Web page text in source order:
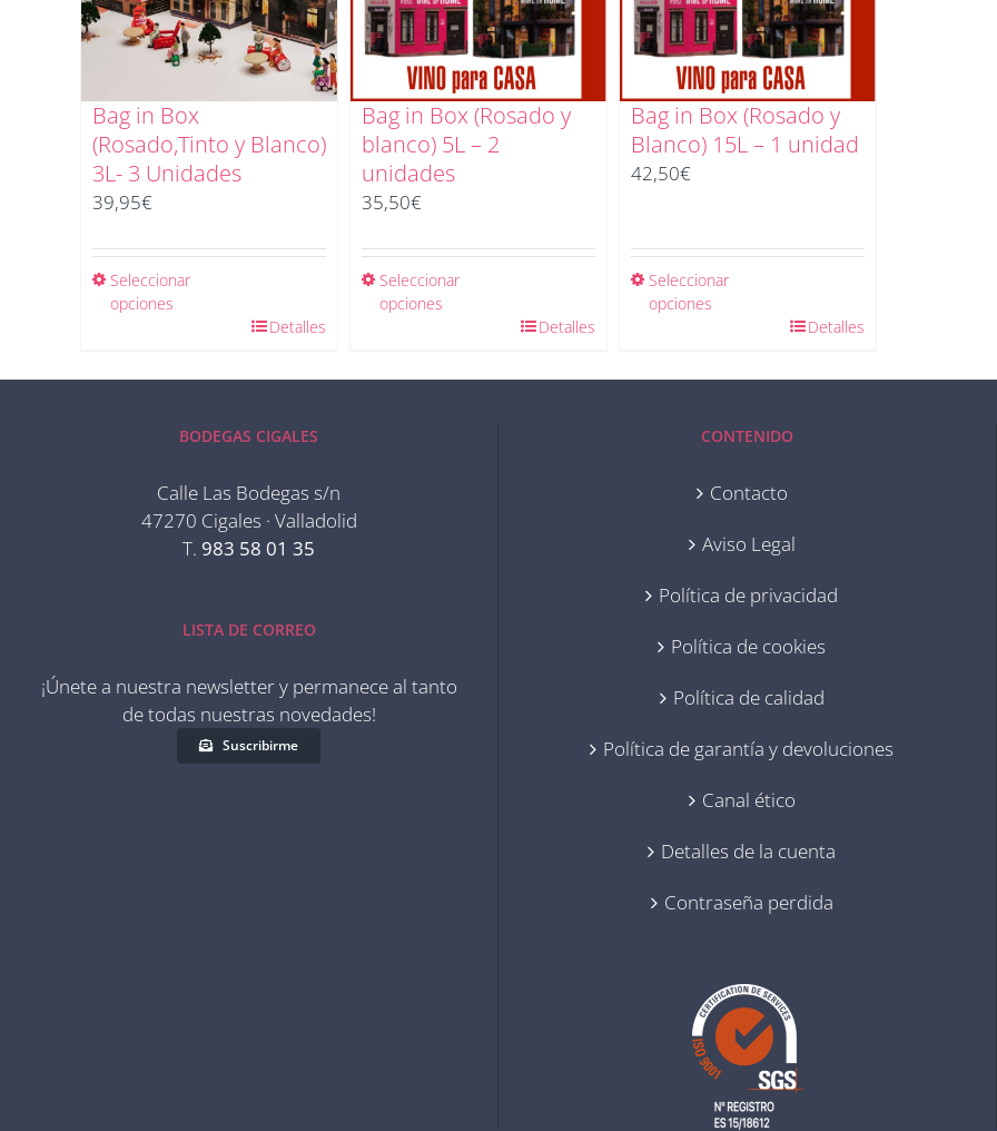
Bag in Box
(Rosado,Tinto y Blanco)
3L- 3 Unidades
39,95€
Seleccionar
opciones
Detalles
Bag in Box (Rosado y
blanco) 5L – 2
unidades
35,50€
Seleccionar
opciones
Detalles
Bag in Box (Rosado y
Blanco) 15L – 1 unidad
42,50€
Seleccionar
opciones
Detalles
BODEGAS CIGALES
Calle Las Bodegas s/n
47270 Cigales · Valladolid
T. 983 58 01 35
LISTA DE CORREO
¡Únete a nuestra newsletter y permanece al tanto
de todas nuestras novedades!
Suscribirme
CONTENIDO
Contacto
Aviso Legal
Política de privacidad
Política de cookies
Política de calidad
Política de garantía y devoluciones
Canal ético
Detalles de la cuenta
Contraseña perdida